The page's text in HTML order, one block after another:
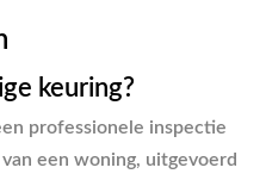
keuring?
professionele inspectie
een woning, uitgevoerd